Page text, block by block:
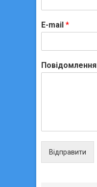
E-mail *
Повідомлення
Відправити